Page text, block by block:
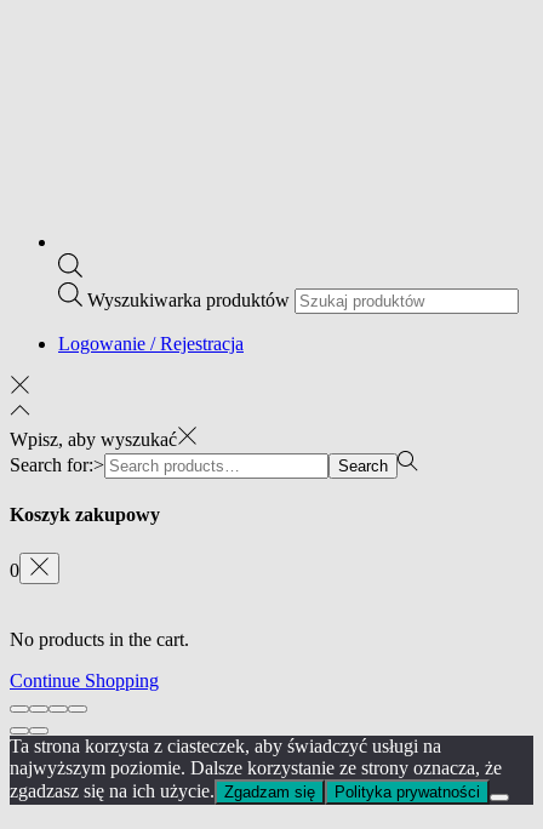
Wyszukiwarka produktów
Logowanie / Rejestracja
Wpisz, aby wyszukać
Search for:>
Search
Koszyk zakupowy
0
No products in the cart.
Continue Shopping
Ta strona korzysta z ciasteczek, aby świadczyć usługi na
najwyższym poziomie. Dalsze korzystanie ze strony oznacza, że
zgadzasz się na ich użycie. Zgadzam się Polityka prywatności